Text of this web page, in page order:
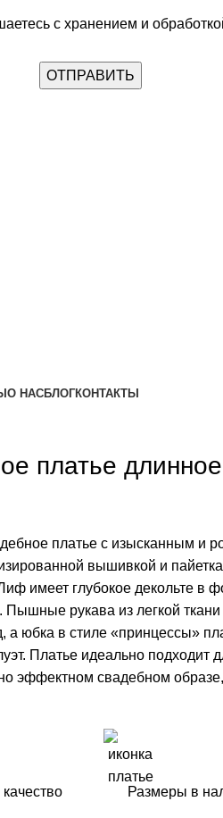
с хранением и
О НАСБЛОГКОНТАКТЫ
платье
платье с изысканным и
вышивкой и
имеет глубокое декольте в
Пышные рукава из легкой
а юбка в стиле «принцессы»
Платье идеально подходит
эффектном свадебном образе,
Размеры в